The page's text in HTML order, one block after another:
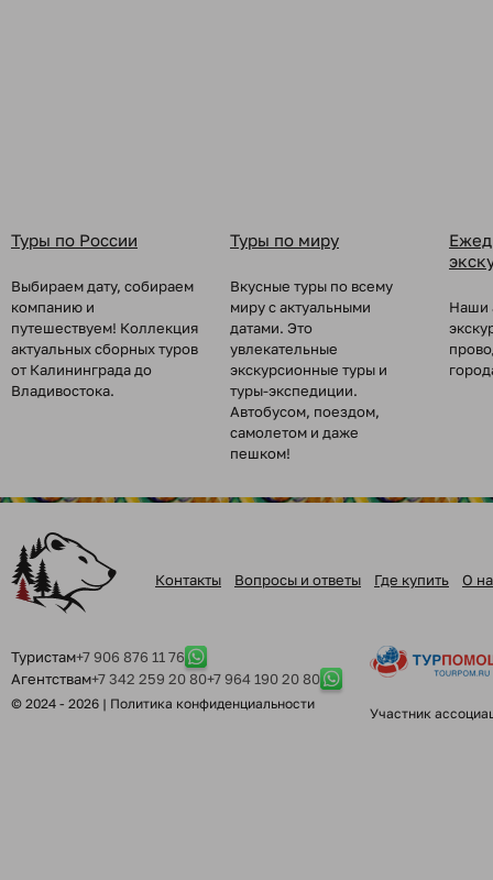
Туры по России
Выбираем дату, собираем
компанию и
путешествуем! Коллекция
актуальных сборных туров
от Калининграда до
Владивостока.
Туры по миру
Вкусные туры по всему
миру с актуальными
датами. Это
увлекательные
экскурсионные туры и
туры-экспедиции.
Автобусом, поездом,
самолетом и даже
пешком!
Наши
Контакты Вопросы и ответы Где купить О
Туристам+7 906 876 11 76
Агентствам+7 342 259 20 80+7 964 190 20 80
© 2024 - 2026 | Политика конфиденциальности
Участник